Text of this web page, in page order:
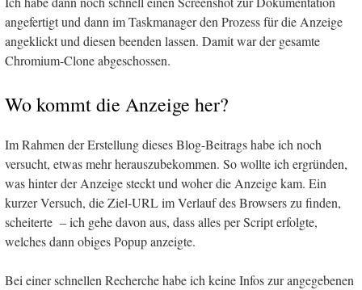
angefertigt und dann im Taskmanager den Prozess für die Anzeige
angeklickt und diesen beenden lassen. Damit war der gesamte
Chromium-Clone abgeschossen.
Wo kommt die Anzeige her?
Im Rahmen der Erstellung dieses Blog-Beitrags habe ich noch
versucht, etwas mehr herauszubekommen. So wollte ich ergründen,
was hinter der Anzeige steckt und woher die Anzeige kam. Ein
kurzer Versuch, die Ziel-URL im Verlauf des Browsers zu finden,
scheiterte – ich gehe davon aus, dass alles per Script erfolgte,
welches dann obiges Popup anzeigte.
Bei einer schnellen Recherche habe ich keine Infos zur angegebenen